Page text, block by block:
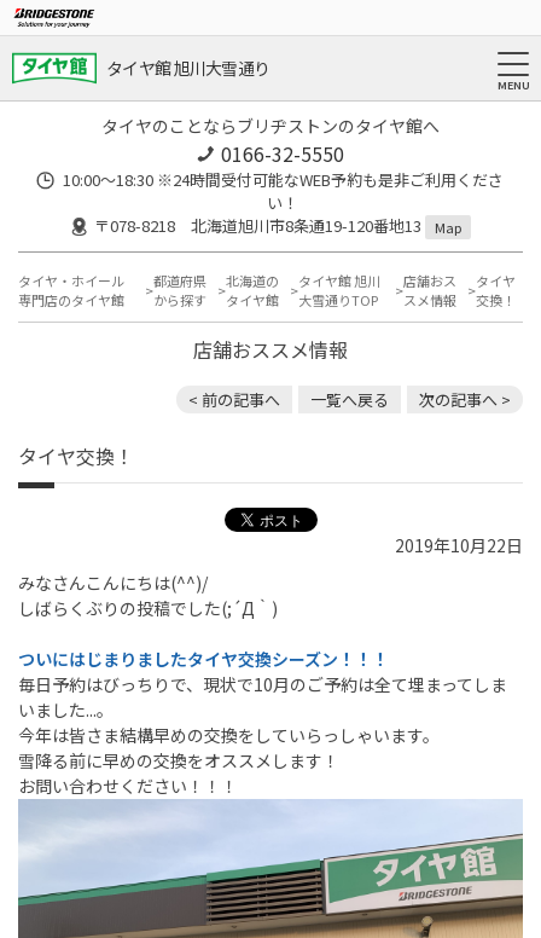
タイヤ館 旭川大雪通り
タイヤのことならブリヂストンのタイヤ館へ
0166-32-5550
10:00～18:30 ※24時間受付可能なWEB予約も是非ご利用くださ
い！
〒078-8218 北海道旭川市8条通19-120番地13
Map
タイヤ・ホイール
専門店のタイヤ館
都道府県
から探す
北海道の
タイヤ館
タイヤ館 旭川
大雪通りTOP
店舗おス
スメ情報
タイヤ
交換！
店舗おススメ情報
< 前の記事へ 一覧へ戻る 次の記事へ >
タイヤ交換！
2019年10月22日
みなさんこんにちは(^^)/
しばらくぶりの投稿でした(;´Д｀)
ついにはじまりましたタイヤ交換シーズン！！！
毎日予約はびっちりで、現状で10月のご予約は全て埋まってしま
いました...。
今年は皆さま結構早めの交換をしていらっしゃいます。
雪降る前に早めの交換をオススメします！
お問い合わせください！！！